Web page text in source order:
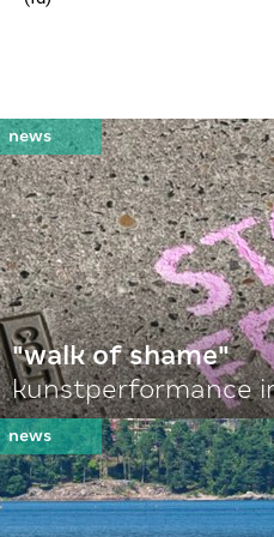
"walk of shame"
kunstperformance